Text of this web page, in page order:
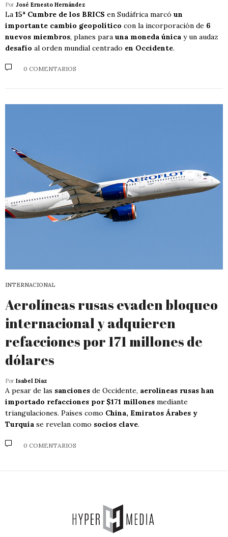
Por José Ernesto Hernández
La 15ª Cumbre de los BRICS en Sudáfrica marcó un
importante cambio geopolítico con la incorporación de 6
nuevos miembros, planes para una moneda única y un audaz
desafío al orden mundial centrado en Occidente.
0 COMENTARIOS
INTERNACIONAL
Aerolíneas rusas evaden bloqueo
internacional y adquieren
refacciones por 171 millones de
dólares
Por Isabel Díaz
A pesar de las sanciones de Occidente, aerolíneas rusas han
importado refacciones por $171 millones mediante
triangulaciones. Países como China, Emiratos Árabes y
Turquía se revelan como socios clave.
0 COMENTARIOS